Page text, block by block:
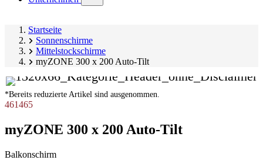
submenu)
Startseite
Sonnenschirme
Mittelstockschirme
myZONE 300 x 200 Auto-Tilt
*Bereits reduzierte Artikel sind ausgenommen.
461465
myZONE 300 x 200 Auto-Tilt
Balkonschirm